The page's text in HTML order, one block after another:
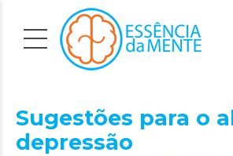
Sugestões para o
depressão